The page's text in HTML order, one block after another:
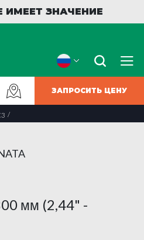
ИМЕЕТ ЗНАЧЕНИЕ
ЗАПРОСИТЬ ЦЕНУ
/
мм (2,44" -